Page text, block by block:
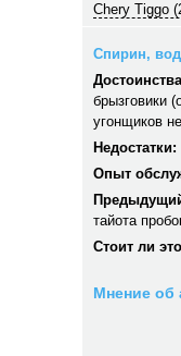
Chery Tiggo
Спирин,
брызговики
угонщиков
Недостатки:
Опыт
тайота
Стоит ли
Мнение об